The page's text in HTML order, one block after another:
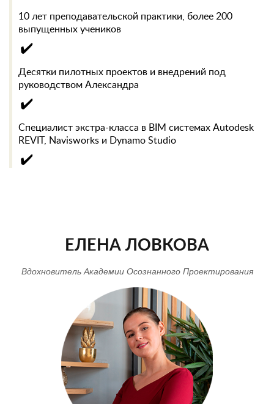
10 лет преподавательской практики, более 200
выпущенных учеников
✔️
Десятки пилотных проектов и внедрений под
руководством Александра
✔️
Специалист экстра-класса в BIM системах Autodesk
REVIT, Navisworks и Dynamo Studio
✔️
ЕЛЕНА ЛОВКОВА
Вдохновитель Академии Осознанного Проектирования